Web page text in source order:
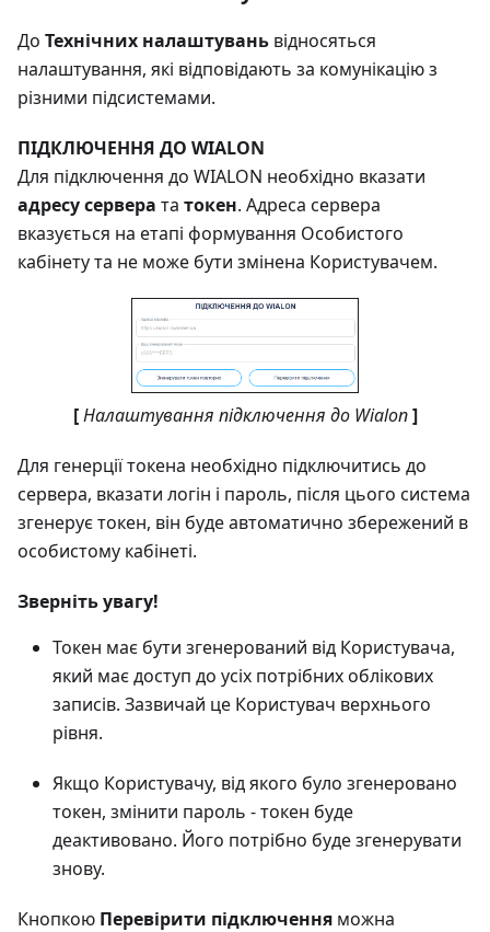
До Технічних налаштувань відносяться
налаштування, які відповідають за комунікацію з
різними підсистемами.
ПІДКЛЮЧЕННЯ ДО WIALON
Для підключення до WIALON необхідно вказати
адресу сервера та токен. Адреса сервера
вказується на етапі формування Особистого
кабінету та не може бути змінена Користувачем.
[ Налаштування підключення до Wialon ]
Для генерції токена необхідно підключитись до
сервера, вказати логін і пароль, після цього система
згенерує токен, він буде автоматично збережений в
особистому кабінеті.
Зверніть увагу!
Токен має бути згенерований від Користувача,
який має доступ до усіх потрібних облікових
записів. Зазвичай це Користувач верхнього
рівня.
Якщо Користувачу, від якого було згенеровано
токен, змінити пароль - токен буде
деактивовано. Його потрібно буде згенерувати
знову.
Кнопкою Перевірити підключення можна